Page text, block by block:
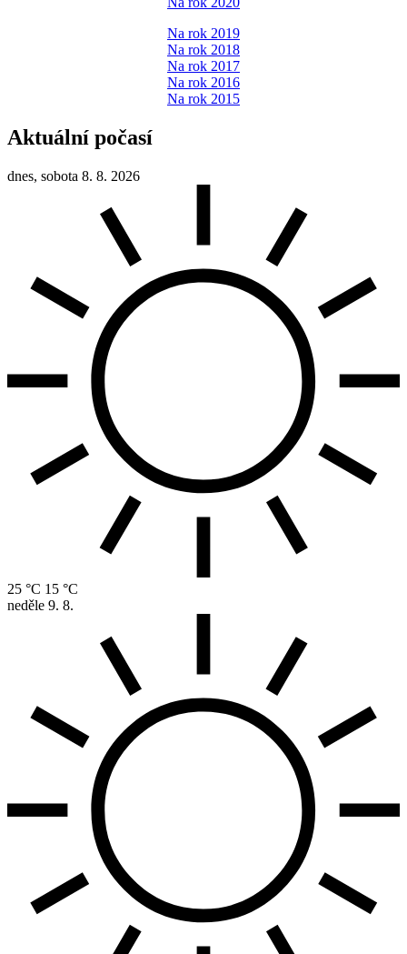
Na rok 2019
Na rok 2018
Na rok 2017
Na rok 2016
Na rok 2015
Aktuální počasí
dnes, sobota 8. 8. 2026
25 °C 15 °C
neděle 9. 8.